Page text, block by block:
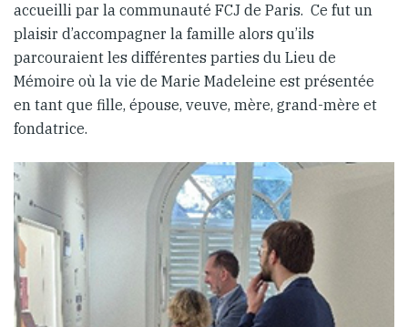
accueilli par la communauté FCJ de Paris. Ce fut un
plaisir d’accompagner la famille alors qu’ils
parcouraient les différentes parties du Lieu de
Mémoire où la vie de Marie Madeleine est présentée
en tant que fille, épouse, veuve, mère, grand-mère et
fondatrice.